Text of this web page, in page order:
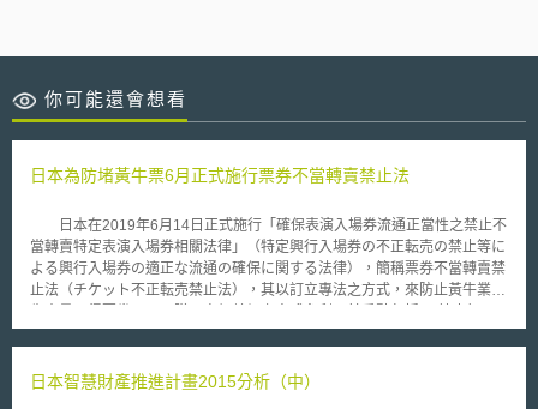
你可能還會想看
日本為防堵黃牛票6月正式施行票券不當轉賣禁止法
日本在2019年6月14日正式施行「確保表演入場券流通正當性之禁止不
當轉賣特定表演入場券相關法律」（特定興行入場券の不正転売の禁止等に
よる興行入場券の適正な流通の確保に関する法律），簡稱票券不當轉賣禁
止法（チケット不正転売禁止法），其以訂立專法之方式，來防止黃牛業者
為：(1)不當轉賣票券；(2)以不當轉賣為目的而讓售票券。 適用範圍：在日
樂、舞蹈及其他藝術或體育活動。 票券應記載事項： (1)發行人在販售時明
日本智慧財產推進計畫2015分析（中）